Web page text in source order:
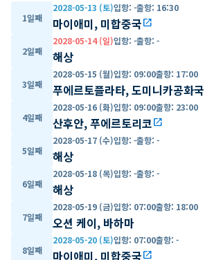
1일째
2028-05-13 (토)입항: -출항: 16:30
마이애미, 미합중국open_in_new
2일째
2028-05-14 (일)입항: -출항: -
해상
3일째
2028-05-15 (월)입항: 09:00출항: 17:00
푸에르토플라타, 도미니카공화국
4일째
2028-05-16 (화)입항: 09:00출항: 23:00
산후안, 푸에르토리코open_in_new
5일째
2028-05-17 (수)입항: -출항: -
해상
6일째
2028-05-18 (목)입항: -출항: -
해상
7일째
2028-05-19 (금)입항: 07:00출항: 18:00
오션 케이, 바하마
8일째
2028-05-20 (토)입항: 07:00출항: -
마이애미, 미합중국open_in_new